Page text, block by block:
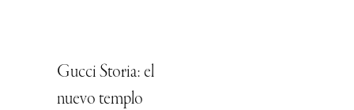
Gucci Storia: el
nuevo templo